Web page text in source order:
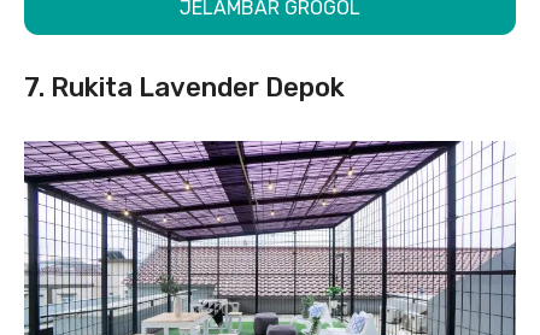
JELAMBAR GROGOL
7. Rukita Lavender Depok